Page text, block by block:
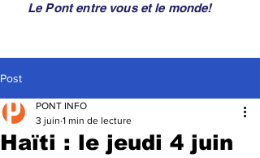
Le Pont entre vous et le monde!
Post
Haïti : le jeudi 4 juin
PONT INFO
3 juin 1 min de lecture